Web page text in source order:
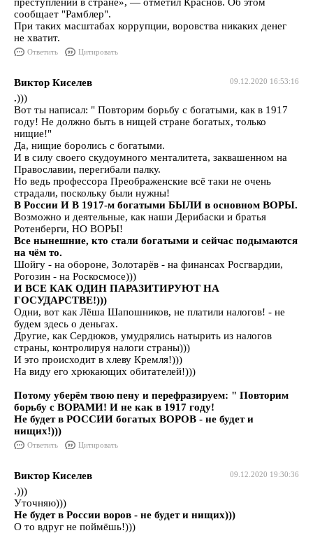
сообщает "Рамблер".
При таких масштабах коррупции, воровства никаких денег
не хватит.
Ответить Цитировать
09.12.2020 16:53:16
Виктор Киселев
.)))
Вот ты написал: " Повторим борьбу с богатыми, как в 1917
году! Не должно быть в нищей стране богатых, только
нищие!"
Да, нищие боролись с богатыми.
И в силу своего скудоумного менталитета, заквашенном на
Православии, перегибали палку.
Но ведь профессора Преображенские всё таки не очень
страдали, поскольку были нужны!
В России И В 1917-м богатыми БЫЛИ в основном ВОРЫ.
Возможно и деятельные, как наши Дерибаски и братья
Ротенберги, НО ВОРЫ!
Все нынешние, кто стали богатыми и сейчас подымаются
на чём то.
Шойгу - на обороне, Золотарёв - на финансах Росгвардии,
Рогозин - на Роскосмосе)))
И ВСЕ КАК ОДИН ПАРАЗИТИРУЮТ НА
ГОСУДАРСТВЕ!)))
Одни, вот как Лёша Шапошников, не платили налогов! - не
будем здесь о деньгах.
Другие, как Сердюков, умудрялись натырить из налогов
страны, контролируя налоги страны)))
И это происходит в хлеву Кремля!)))
На виду его хрюкающих обитателей!)))
Потому уберём твою пену и перефразируем: " Повторим
борьбу с ВОРАМИ! И не как в 1917 году!
Не будет в РОССИИ богатых ВОРОВ - не будет и
нищих!)))
Ответить Цитировать
09.12.2020 19:30:36
Виктор Киселев
.)))
Уточняю)))
Не будет в России воров - не будет и нищих)))
О то вдруг не поймёшь!)))